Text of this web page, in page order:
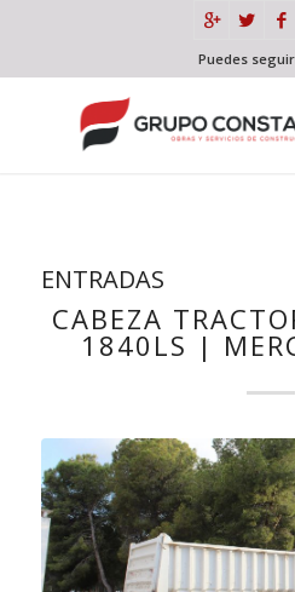
Puedes
ENTRADAS
CABEZA
1840LS |